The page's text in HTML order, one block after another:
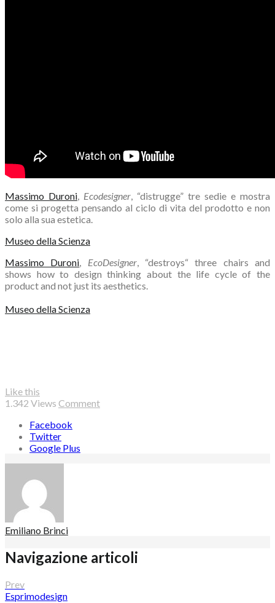
Massimo Duroni, Ecodesigner, “distrugge” tre sedie e mostra
come si progetta pensando al ciclo di vita del prodotto e non
solo alla sua estetica.
Museo della Scienza
Massimo Duroni, EcoDesigner, “destroys“ three chairs and
shows how to design thinking about the life cycle of the
productand not just its aesthetics.
Museo della Scienza
Like this
1.342 Views Comment
Facebook
Twitter
Google Plus
Emiliano Brinci
Navigazione articoli
Prev
Esprimodesign